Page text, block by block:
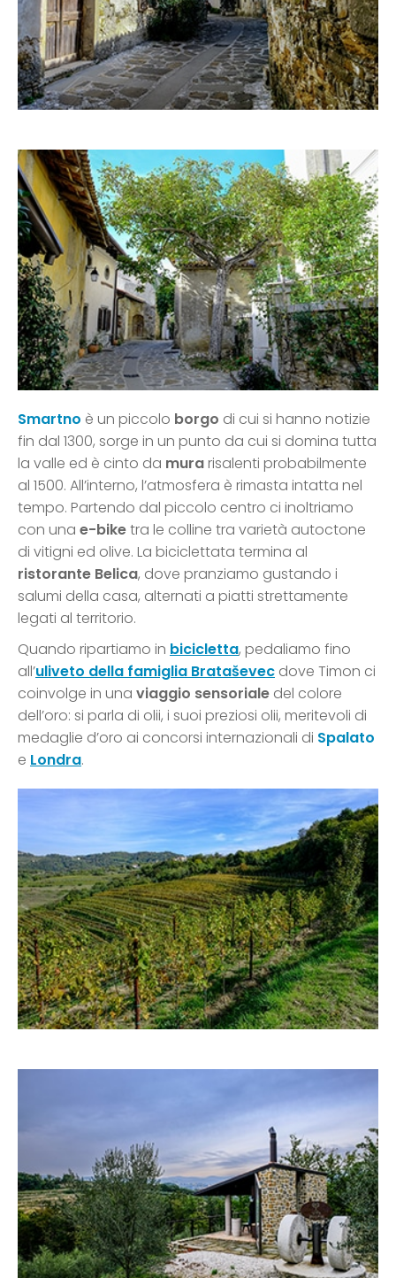
Smartno è un piccolo borgo di cui si hanno notizie
fin dal 1300, sorge in un punto da cui si domina tutta
la valle ed è cinto da murarisalenti probabilmente
al 1500. All’interno, l’atmosfera è rimasta intatta nel
tempo. Partendo dal piccolo centro ci inoltriamo
con una e-biketra le colline tra varietà autoctone
di vitigni ed olive. La biciclettata termina al
ristorante Belica, dove pranziamo gustando i
salumi della casa, alternati a piatti strettamente
legati al territorio.
Quando ripartiamo in bicicletta, pedaliamo fino
all’uliveto della famiglia Brataševec dove Timon ci
coinvolge in una viaggio sensoriale del colore
dell’oro: si parla di olii, i suoi preziosi olii, meritevoli di
medaglie d’oro ai concorsi internazionali di Spalato
e Londra.